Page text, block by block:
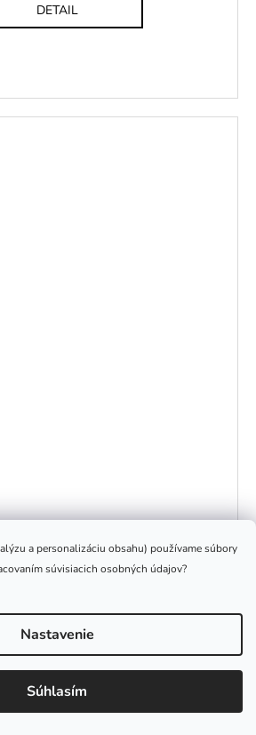
a personalizáciu obsahu) používame súbory
súvisiacich osobných údajov?
Nastavenie
Súhlasím
DETAIL
"Bodysuit" (wetlook) Black
SKLADOM
€19,90